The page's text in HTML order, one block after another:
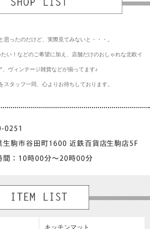
思ったのだけど、実際見てみないと・・・。
い！などのご希望に加え、店舗だけのおしゃれな北欧イ
、ヴィンテージ雑貨などが揃ってます♪
スタッフ一同、心よりお待ちしております。
キッチンマット